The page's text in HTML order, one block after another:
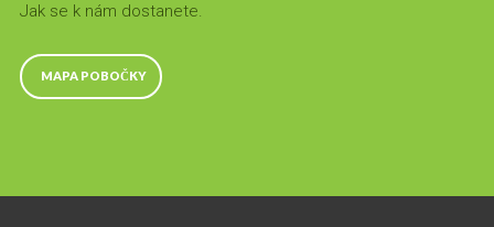
Jak se k nám dostanete.
MAPA POBOČKY